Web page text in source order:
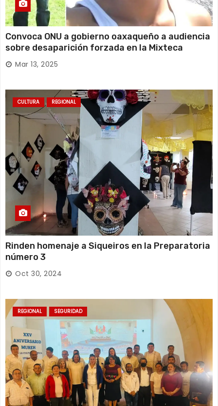
Convoca ONU a gobierno oaxaqueño a audiencia
sobre desaparición forzada en la Mixteca
Mar 13, 2025
CULTURA REGIONAL
Rinden homenaje a Siqueiros en la Preparatoria
número 3
Oct 30, 2024
REGIONAL SEGURIDAD